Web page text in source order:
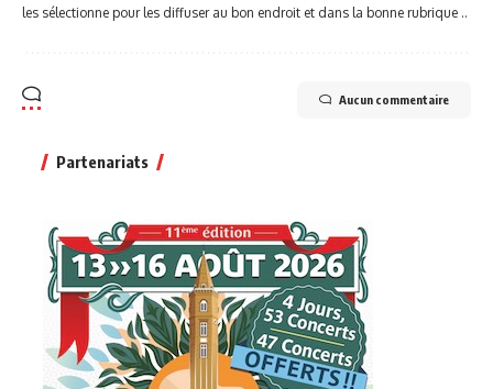
les sélectionne pour les diffuser au bon endroit et dans la bonne rubrique ..
Aucun commentaire
Partenariats